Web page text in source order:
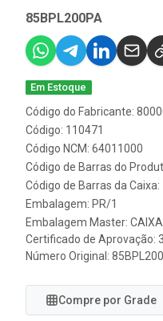
85BPL200PA
Em Estoque
Código do Fabricante:
Código: 110471
Código NCM: 64011000
Código de Barras do
Código de Barras da
Embalagem: PR/1
Embalagem Master: CAIXA
Certificado de Aprovação:
Número Original:
Compre por Grade